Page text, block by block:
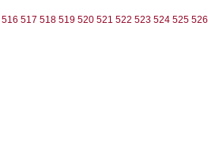
516 517 518 519 520 521 522 523 524 525 526